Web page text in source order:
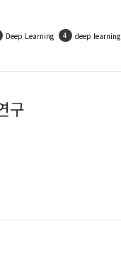
Deep Learning deep learning
구